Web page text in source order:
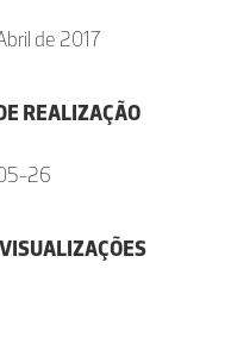
de 2017
REALIZAÇÃO
26